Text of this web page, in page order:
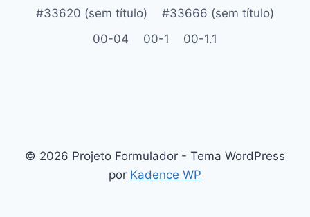
#33620 (sem título)
#33666 (sem título)
00-04
00-1 00-1.1
© 2026 Projeto Formulador - Tema WordPress
por Kadence WP